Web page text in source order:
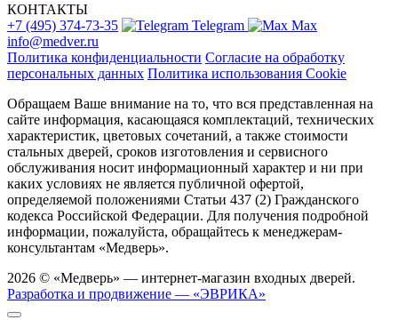
КОНТАКТЫ
+7 (495) 374-73-35
Telegram
Max
info@medver.ru
Политика конфиденциальности Согласие на обработку
персональных данных Политика использования Cookie
Обращаем Ваше внимание на то, что вся представленная на
сайте информация, касающаяся комплектаций, технических
характеристик, цветовых сочетаний, а также стоимости
стальных дверей, сроков изготовления и сервисного
обслуживания носит информационный характер и ни при
каких условиях не является публичной офертой,
определяемой положениями Статьи 437 (2) Гражданского
кодекса Российской Федерации. Для получения подробной
информации, пожалуйста, обращайтесь к менеджерам-
консультантам «Медверь».
2026 © «Медверь» — интернет-магазин входных дверей.
Разработка и продвижение — «ЭВРИКА»